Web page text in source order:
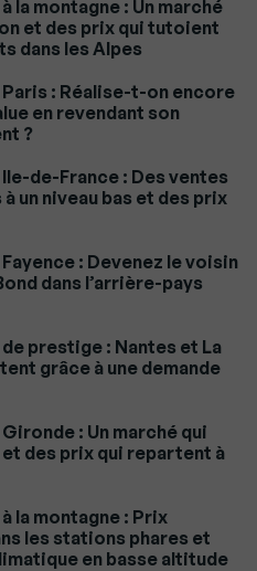
la montagne : Un marché
et des prix qui tutoient
dans les Alpes
: Réalise-t-on encore
en revendant son
?
de-France : Des ventes
un niveau bas et des prix
: Devenez le voisin
dans l’arrière-pays
prestige : Nantes et La
grâce à une demande
: Un marché qui
des prix qui repartent à
la montagne : Prix
les stations phares et
en basse altitude